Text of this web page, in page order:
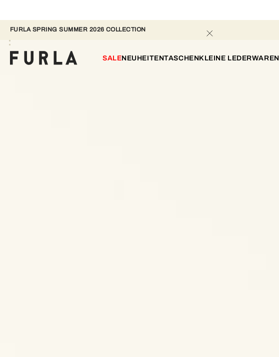
FURLA SPRING SUMMER 2026 COLLECTION
SALENEUHEITENTASCHENKLEINE LEDERWAREN